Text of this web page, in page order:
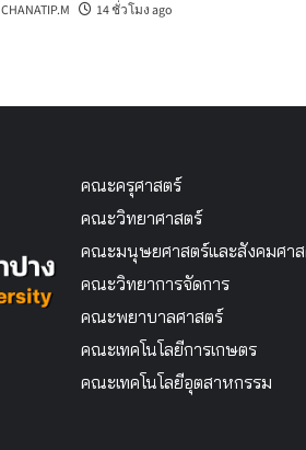
CHANATIP.M 14 ชั่วโมง ago
คณะครุศาสตร์
คณะวิทยาศาสตร์
คณะมนุษยศาสตร์และสังคมศา
คณะวิทยาการจัดการ
คณะพยาบาลศาสตร์
คณะเทคโนโลยีการเกษตร
คณะเทคโนโลยีอุตสาหกรรม